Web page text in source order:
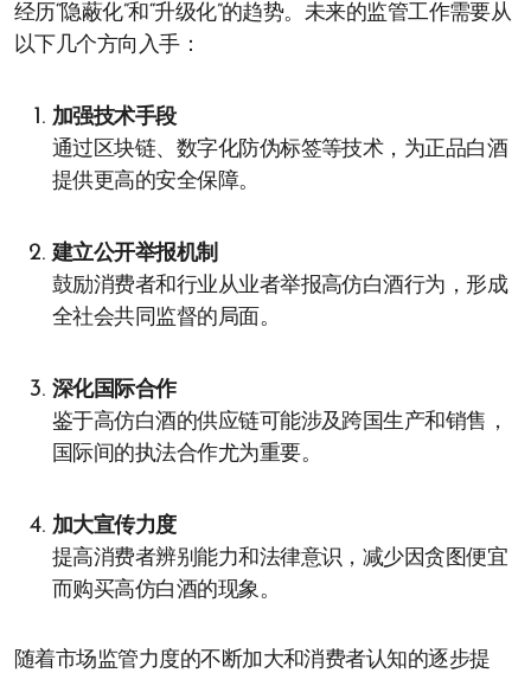
经历“隐蔽化”和“升级化”的趋势。未来的监管工作需要从
以下几个方向入手：
加强技术手段
通过区块链、数字化防伪标签等技术，为正品白酒
提供更高的安全保障。
建立公开举报机制
鼓励消费者和行业从业者举报高仿白酒行为，形成
全社会共同监督的局面。
深化国际合作
鉴于高仿白酒的供应链可能涉及跨国生产和销售，
国际间的执法合作尤为重要。
加大宣传力度
提高消费者辨别能力和法律意识，减少因贪图便宜
而购买高仿白酒的现象。
随着市场监管力度的不断加大和消费者认知的逐步提